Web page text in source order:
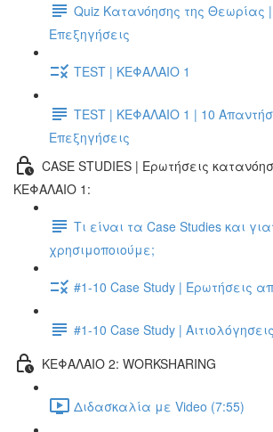
Quiz Κατανόησης της Θεωρίας
Επεξηγήσεις
TEST | ΚΕΦΑΛΑΙΟ 1
TEST | ΚΕΦΑΛΑΙΟ 1 | 10
Επεξηγήσεις
CASE STUDIES | Ερωτήσεις
ΚΕΦΑΛΑΙΟ 1:
Τι είναι τα Case Studies και
χρησιμοποιούμε;
#1-10 Case Study | Ερωτήσεις
#1-10 Case Study | Αιτιολόγησεις
ΚΕΦΑΛΑΙΟ 2: WORKSHARING
Διδασκαλία με Video (7:55)